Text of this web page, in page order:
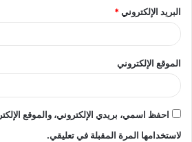
البريد الإلكتروني*
الموقع الإلكتروني
احفظ اسمي، بريدي الإلكتروني، والموقع
لاستخدامها المرة المقبلة في تعليقي.